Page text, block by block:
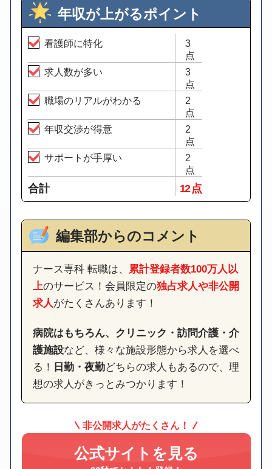
年収が上がるポイント
看護師に特化
3
点
求人数が多い
3
点
職場のリアルがわかる
2
点
年収交渉が得意
2
点
サポートが手厚い
2
点
合計 12 点
編集部からのコメント
ナース専科 転職は、
累計登録者数100万人以
上のサービス！会員限定の独占求人や非公開
求人がたくさんあります！
病院はもちろん、クリニック・訪問介護・介
護施設など、様々な施設形態から求人を選べ
る！ 日勤・夜勤どちらの求人もあるので、理
想の求人がきっとみつかります！
非公開求人がたくさん！
公式サイトを見る